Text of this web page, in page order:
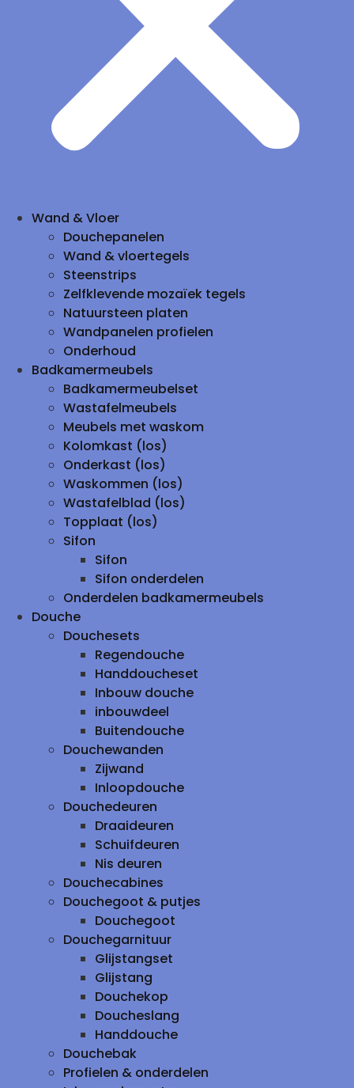
Wand & Vloer
Douchepanelen
Wand & vloertegels
Steenstrips
Zelfklevende mozaïek tegels
Natuursteen platen
Wandpanelen profielen
Onderhoud
Badkamermeubels
Badkamermeubelset
Wastafelmeubels
Meubels met waskom
Kolomkast (los)
Onderkast (los)
Waskommen (los)
Wastafelblad (los)
Topplaat (los)
Sifon
Sifon
Sifon onderdelen
Onderdelen badkamermeubels
Douche
Douchesets
Regendouche
Handdoucheset
Inbouw douche
inbouwdeel
Buitendouche
Douchewanden
Zijwand
Inloopdouche
Douchedeuren
Draaideuren
Schuifdeuren
Nis deuren
Douchecabines
Douchegoot & putjes
Douchegoot
Douchegarnituur
Glijstangset
Glijstang
Douchekop
Doucheslang
Handdouche
Douchebak
Profielen & onderdelen